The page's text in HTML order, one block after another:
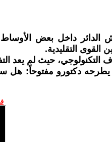
داخل بعض الأوساط
القوى التقليدية.
حيث لم يعد
دكتورو مفتوحاً: هل